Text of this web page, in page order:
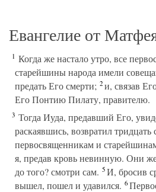
Евангелие от
1 Когда же настало утро, все
старейшины народа имели
предать Его смерти; 2и, связав
Его Понтию Пилату, правителю.
3 Тогда Иуда, предавший Его,
раскаявшись, возвратил тридцать
первосвященникам и
я, предав кровь невинную. Они
до того? смотри сам. 5И, бросив
вышел, пошел и удавился. 6